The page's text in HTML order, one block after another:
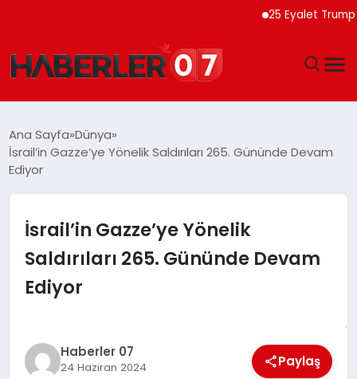
25 Eyalet Trump
EKONOMI
TEKNOLOJI
MAGAZIN
Ana Sayfa Dünya
İsrail’in Gazze’ye Yönelik Saldırıları 265. Gününde Devam
Ediyor
İsrail’in Gazze’ye Yönelik
Saldırıları 265. Gününde Devam
Ediyor
Haberler 07
24 Haziran 2024 Paylaş